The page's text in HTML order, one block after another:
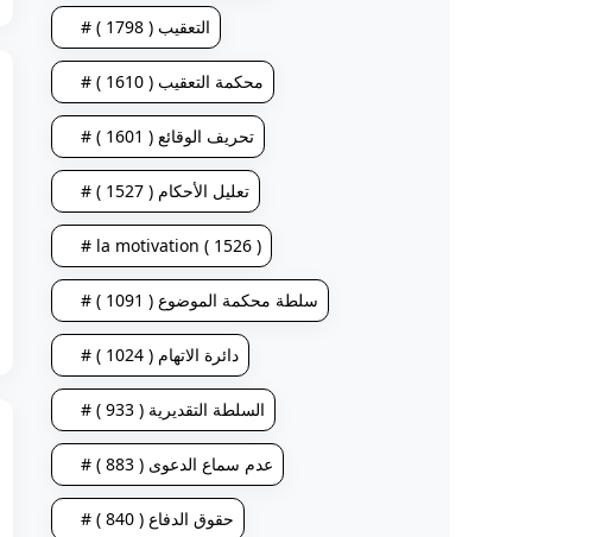
# التعقيب ( 1798 )
# محكمة التعقيب ( 1610 )
# تحريف الوقائع ( 1601 )
# تعليل الأحكام ( 1527 )
# la motivation ( 1526 )
# سلطة محكمة الموضوع ( 1091 )
# دائرة الاتهام ( 1024 )
# السلطة التقديرية ( 933 )
# عدم سماع الدعوى ( 883 )
# حقوق الدفاع ( 840 )